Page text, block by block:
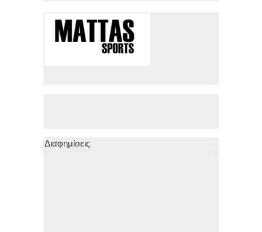
Διαφημίσεις